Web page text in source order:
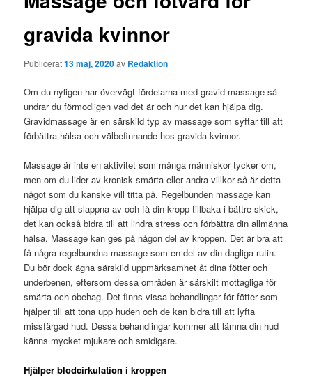
gravida kvinnor
Publicerat13 maj, 2020av Redaktion
Om du nyligen har övervägt fördelarna med gravid massage så
undrar du förmodligen vad det är och hur det kan hjälpa dig.
Gravidmassage är en särskild typ av massage som syftar till att
förbättra hälsa och välbefinnande hos gravida kvinnor.
Massage är inte en aktivitet som många människor tycker om,
men om du lider av kronisk smärta eller andra villkor så är detta
något som du kanske vill titta på. Regelbunden massage kan
hjälpa dig att slappna av och få din kropp tillbaka i bättre skick,
det kan också bidra till att lindra stress och förbättra din allmänna
hälsa. Massage kan ges på någon del av kroppen. Det är bra att
få några regelbundna massage som en del av din dagliga rutin.
Du bör dock ägna särskild uppmärksamhet åt dina fötter och
underbenen, eftersom dessa områden är särskilt mottagliga för
smärta och obehag. Det finns vissa behandlingar för fötter som
hjälper till att tona upp huden och de kan bidra till att lyfta
missfärgad hud. Dessa behandlingar kommer att lämna din hud
känns mycket mjukare och smidigare.
Hjälper blodcirkulation i kroppen